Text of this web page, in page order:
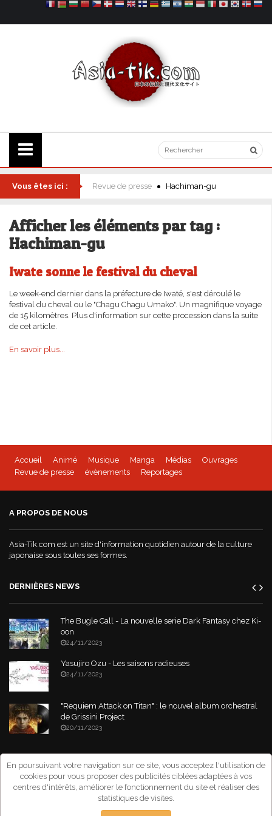
Vous êtes ici : Revue de presse Hachiman-gu
Afficher les éléments par tag :
Hachiman-gu
Iwate sonne le festival du cheval
Le week-end dernier dans la préfecture de Iwaté, s'est déroulé le
festival du cheval ou le "Chagu Chagu Umako". Un magnifique voyage
de 15 kilomètres. Plus d'information sur cette procession dans la suite
de cet article.
En savoir plus...
Accueil Animé Musique Manga Médias
Ouvrages
Revue de presse
évènements Reportages
A PROPOS DE NOUS
Asia-Tik.com est un site d'information quotidien autour de la culture
japonaise sous toutes ses formes.
DERNIÈRES NEWS
The Bugle Call - La nouvelle serie Dark Fantasy chez Ki-
oon
24/11/2023
Yasujiro Ozu - Les saisons radieuses
24/11/2023
"Requiem Attack on Titan" : le nouvel album orchestral
de Grissini Project
20/11/2023
Copyright © 2026 Asia-Tik.com. All Rights Reserved.- Site déclaré à la
CNIL sous le numéro: 1267151
En poursuivant votre navigation sur ce site, vous acceptez l'utilisation de
cookies pour vous proposer des publicités ciblées adaptées à vos
centres d'intérêts, améliorer le fonctionnement du site et réaliser des
statistiques de visites.